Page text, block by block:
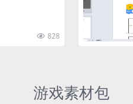
828
游戏素材包